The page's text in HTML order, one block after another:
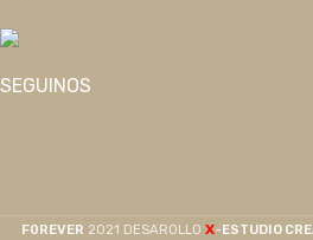
SEGUINOS
F0REVER 2021 DESAROLLO X-ESTUDIO